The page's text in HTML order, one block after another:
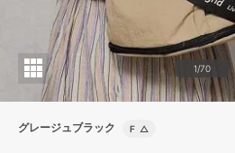
1/70
グレージュブラック F △